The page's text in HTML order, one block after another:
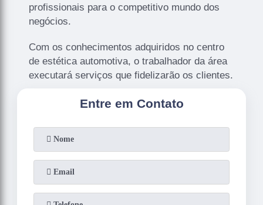
profissionais para o competitivo mundo dos
negócios.
Com os conhecimentos adquiridos no centro
de estética automotiva, o trabalhador da área
executará serviços que fidelizarão os clientes.
Entre em Contato